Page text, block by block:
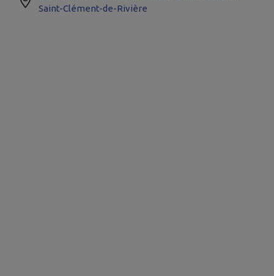
Saint-Clément-de-Rivière